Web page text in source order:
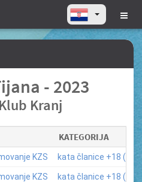
- 2023
Kranj
KATEGORIJA
KZS kata članice +18 (10)
KZS kata članice +18 (10)